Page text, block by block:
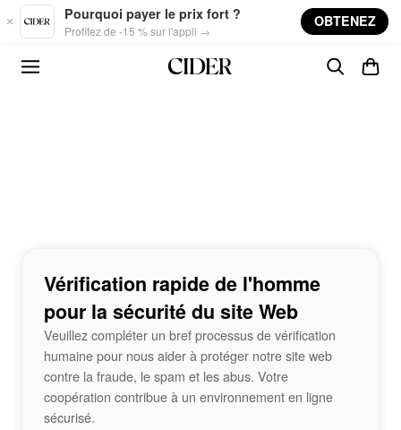
Skip to main content
Pourquoi payer le prix fort ?
Profitez de -15 % sur l'appli →
OBTENEZ
Vérification rapide de l'homme
pour la sécurité du site Web
Veuillez compléter un bref processus de vérification
humaine pour nous aider à protéger notre site web
contre la fraude, le spam et les abus. Votre
coopération contribue à un environnement en ligne
sécurisé.